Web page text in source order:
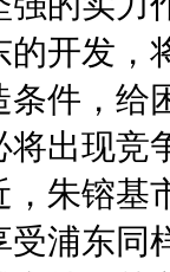
开发，
件，给
出现竞
朱镕基
浦东同